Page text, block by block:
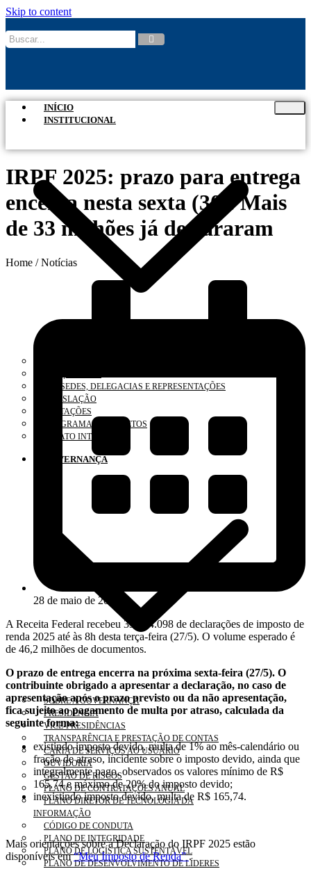
Skip to content
INÍCIO
INSTITUCIONAL
SUBSEDES, DELEGACIAS E REPRESENTAÇÕES
LEGISLAÇÃO
LICITAÇÕES
PROGRAMAS E PROJETOS
RELATO INTEGRADO
GOVERNANÇA
SOBRE A GOVERNANÇA
PRESIDÊNCIA
VICE-PRESIDÊNCIAS
TRANSPARÊNCIA E PRESTAÇÃO DE CONTAS
CARTA DE SERVIÇOS AO USUÁRIO
OUVIDORIA
GESTÃO DE RISCOS
PLANO DE CONTRATAÇÕES ANUAL
PLANO DIRETOR DE TECNOLOGIA DA
INFORMAÇÃO
CÓDIGO DE CONDUTA
PLANO DE INTEGRIDADE
PLANO DE LOGÍSTICA SUSTENTÁVEL
PLANO DE DESENVOLVIMENTO DE LÍDERES
IRPF 2025: prazo para entrega
encerra nesta sexta (30). Mais
de 33 milhões já declararam
Home / Notícias
28 de maio de 2025
A Receita Federal recebeu 33.124.098 de declarações de imposto de
renda 2025 até às 8h desta terça-feira (27/5). O volume esperado é
de 46,2 milhões de documentos.
O prazo de entrega encerra na próxima sexta-feira (27/5). O
contribuinte obrigado a apresentar a declaração, no caso de
apresentação após o prazo previsto ou da não apresentação,
fica sujeito ao pagamento de multa por atraso, calculada da
seguinte forma:
existindo imposto devido, multa de 1% ao mês-calendário ou
fração de atraso, incidente sobre o imposto devido, ainda que
integralmente pago, observados os valores mínimo de R$
165,74 e máximo de 20% do imposto devido;
inexistindo imposto devido, multa de R$ 165,74.
Mais orientações sobre a Declaração do IRPF 2025 estão
disponíveis em“Meu Imposto de Renda”.